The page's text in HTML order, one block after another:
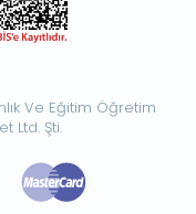
Ve Eğitim Öğretim
Ltd. Şti.